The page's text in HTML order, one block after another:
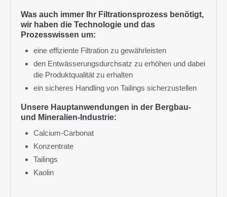
Was auch immer Ihr Filtrationsprozess benötigt,
wir haben die Technologie und das
Prozesswissen um:
eine effiziente Filtration zu gewährleisten
den Entwässerungsdurchsatz zu erhöhen und dabei
die Produktqualität zu erhalten
ein sicheres Handling von Tailings sicherzustellen
Unsere Hauptanwendungen in der Bergbau-
und Mineralien-Industrie:
Calcium-Carbonat
Konzentrate
Tailings
Kaolin